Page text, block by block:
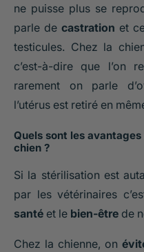
ne puisse plus se
parle de castration et
testicules. Chez la
c’est-à-dire que l’on
rarement on parle
l’utérus est retiré en
Quels sont les
chien ?
Si la stérilisation est
par les vétérinaires
santé et le bien-être de
Chez la chienne, on